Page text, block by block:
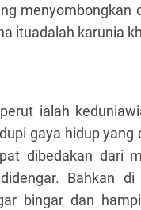
menyombongkan
ituadalah karunia
ialah
gaya hidup
dibedakan dari
Bahkan
bingar dan